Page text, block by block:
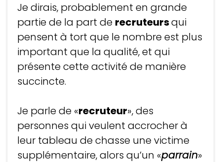
Je dirais, probablement en grande
partie de la part de recruteursqui
pensent à tort que le nombre est plus
important que la qualité, et qui
présente cette activité de manière
succincte.
Je parle de «recruteur», des
personnes qui veulent accrocher à
leur tableau de chasse une victime
supplémentaire, alors qu’un «parrain»